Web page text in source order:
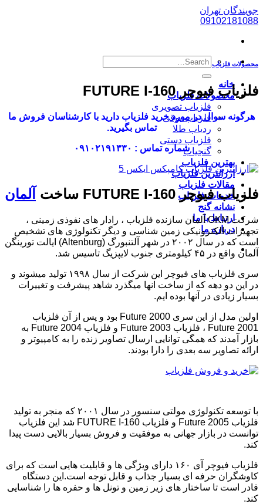
پرش
به
جویندگان تهران
09102181088
خانه
محصولات فلزیاب
فلزیاب تصویری
فلزیاب بوقی
ردیاب طلا
فلزیاب دستی
گنجیاب
بهترین فلزیاب
ارزانترین فلزیاب
مقالات فلزیاب
خدمات فلزیاب
نشانه گنج
ارتباط با ما
درباره ما
محصولات فلزیاب
فلزیاب فیوچر FUTURE I-160
هرگونه سوال در مورد خرید فلزیاب دارید با کارشناسان فروش ما
تماس بگیرید.
شماره تماس : ۰۹۱۰۲۱۹۱۳۳۰
فلزیاب فیوچر FUTURE I-160 ساخت آلمان
شرکت OKM آلمان سازنده فلزیاب ، رادار های نفوذی زمینی ،
تجهیزات الکترونیکی زمین شناسی و دیگر تکنولوژی های تشخیص
است که در سال ۲۰۰۲ در شهر آلتنبورگ (Altenburg) ایالت تورینگن
آلمان واقع در ۴۵ کیلومتری جنوب لایپزیگ تاسیس شد.
سری فلزیاب های فیوچر این شرکت از سال ۱۹۹۸ تولید میشوند و
در این دو دهه که از ساخت انها میگذرد شاهد پیشرفت و تغییرات
بسیار زیادی در آنها بوده ایم.
اولین مدل از این سری Future 2000 بود و پس از آن فلزیاب
Future 2001 ، فلزیاب Future 2003 و فلزیاب Future 2004 به
بازار آمدند که همگی توانایی ارسال تصاویر زنده را به کامپیوتر و
ارائه تصاویر سه بعدی را دارا بودند.
با توسعه تکنولوژی مولتی سنسور در سال ۲۰۰۱ که منجر به تولید
فلزیاب Future 2005 و فلزیاب FUTURE I-160 شد این فلزیاب
توانست در بازار جهانی به موفقیت و فروش بسیار بالایی دست پیدا
کند.
فلزیاب فیوچر آی ۱۶۰ دارای ویژگی ها و قابلیت هایی است که برای
کاوشگران حرفه ای بسیار جذاب و قابل توجه است.این دستگاه
قادر است تا ساختار های زیر زمین و تونل ها و حفره ها را شناسایی
کند.